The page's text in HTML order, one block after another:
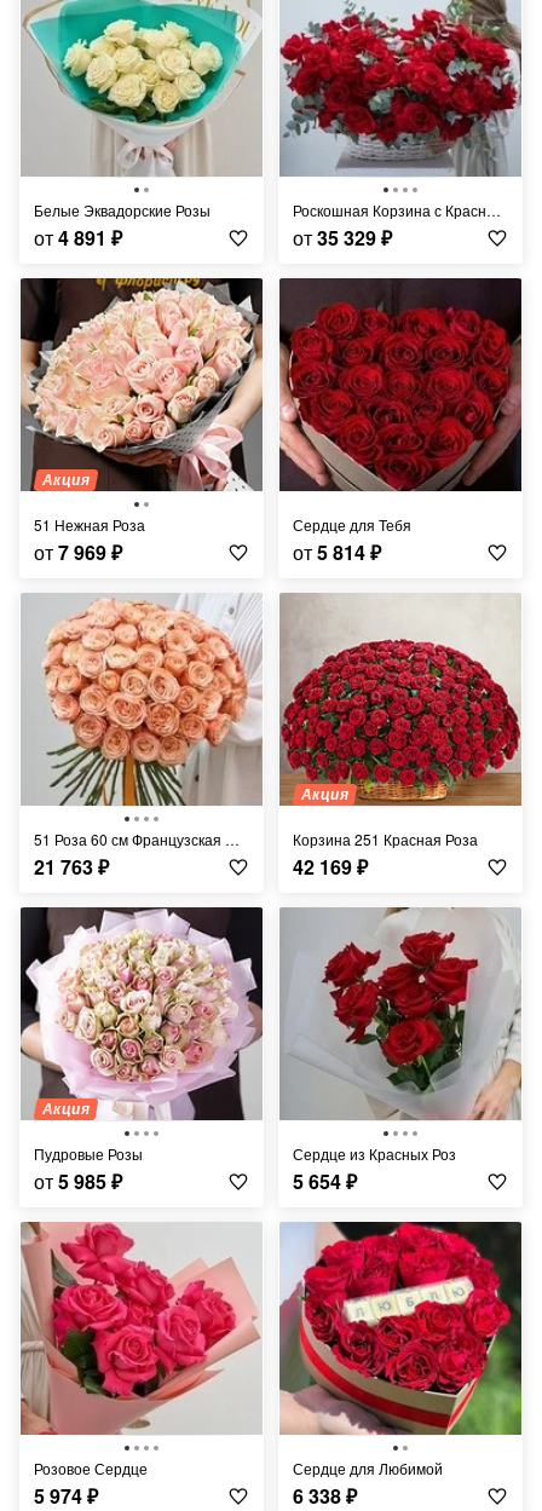
Белые Эквадорские Розы
от4 891 ₽
Роскошная Корзина с Красными Розами
от35 329₽
Акция
51 Нежная Роза
от7 969₽
Сердце для Тебя
от5 814₽
51 Роза 60 см Французская Персиковая
21 763₽
Акция
Корзина 251 Красная Роза
42 169₽
Акция
Пудровые Розы
от5 985₽
Сердце из Красных Роз
5 654₽
Розовое Сердце
5 974₽
Сердце для Любимой
6 338₽